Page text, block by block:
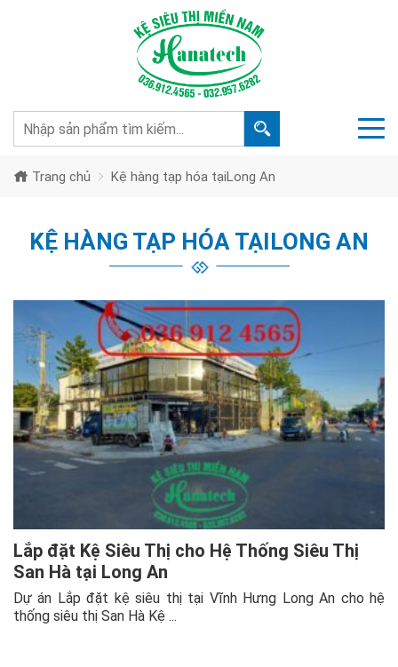
Trang chủ Kệ hàng tạp hóa tạiLong An
KỆ HÀNG TẠP HÓA TẠILONG AN
Lắp đặt Kệ Siêu Thị cho Hệ Thống Siêu Thị
San Hà tại Long An
Dự án Lắp đặt kệ siêu thị tại Vĩnh Hưng Long An cho hệ
thống siêu thị San Hà Kệ ...